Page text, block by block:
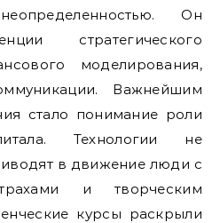
Он
стратегического
моделирования,
Важнейшим
стало понимание роли
Технологии не
в движение люди с
и творческим
курсы раскрыли